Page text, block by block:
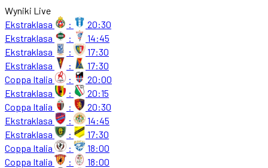
Wyniki Live
Ekstraklasa
:
20:30
Ekstraklasa
:
14:45
Ekstraklasa
:
17:30
Ekstraklasa
:
17:30
Coppa Italia
:
20:00
Ekstraklasa
:
20:15
Coppa Italia
:
20:30
Ekstraklasa
:
14:45
Ekstraklasa
:
17:30
Coppa Italia
:
18:00
Coppa Italia
:
18:00